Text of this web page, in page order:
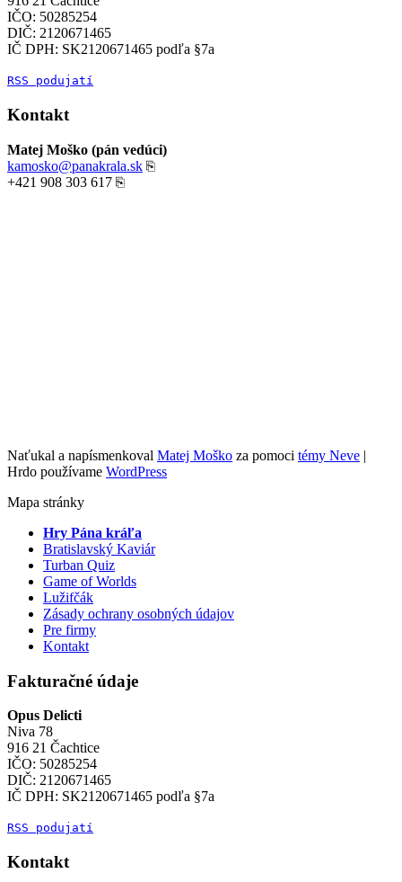
IČO: 50285254
DIČ: 2120671465
IČ DPH: SK2120671465 podľa §7a
RSS podujatí
Kontakt
Matej Moško (pán vedúci)
kamosko@panakrala.sk ⎘
+421 908 303 617 ⎘
Naťukal a napísmenkoval Matej Moško za pomoci témy Neve |
Hrdo používame WordPress
Mapa stránky
Hry Pána kráľa
Bratislavský Kaviár
Turban Quiz
Game of Worlds
Lužifčák
Zásady ochrany osobných údajov
Pre firmy
Kontakt
Fakturačné údaje
Opus Delicti
Niva 78
916 21 Čachtice
IČO: 50285254
DIČ: 2120671465
IČ DPH: SK2120671465 podľa §7a
RSS podujatí
Kontakt